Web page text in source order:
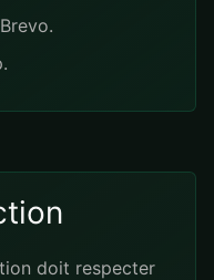
doit respecter